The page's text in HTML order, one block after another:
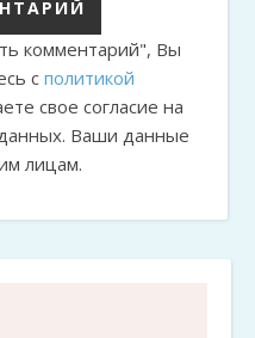
комментарий", Вы
с политикой
свое согласие на
Ваши данные
лицам.